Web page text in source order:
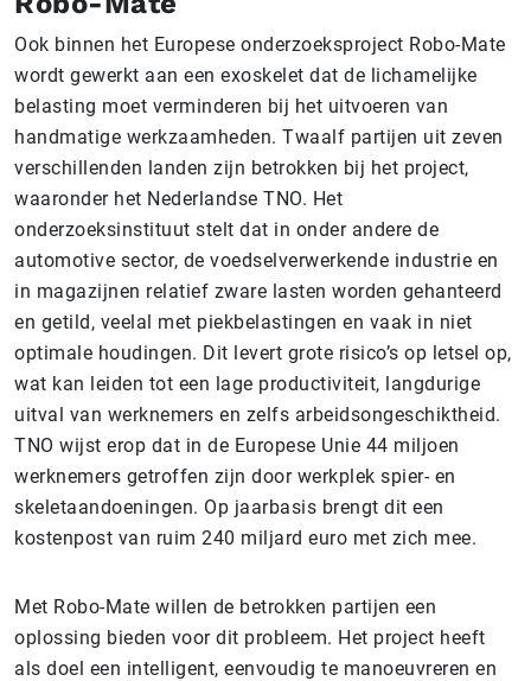
Ook binnen het Europese onderzoeksproject Robo-Mate
wordt gewerkt aan een exoskelet dat de lichamelijke
belasting moet verminderen bij het uitvoeren van
handmatige werkzaamheden. Twaalf partijen uit zeven
verschillenden landen zijn betrokken bij het project,
waaronder het Nederlandse TNO. Het
onderzoeksinstituut stelt dat in onder andere de
automotive sector, de voedselverwerkende industrie en
in magazijnen relatief zware lasten worden gehanteerd
en getild, veelal met piekbelastingen en vaak in niet
optimale houdingen. Dit levert grote risico’s op letsel op,
wat kan leiden tot een lage productiviteit, langdurige
uitval van werknemers en zelfs arbeidsongeschiktheid.
TNO wijst erop dat in de Europese Unie 44 miljoen
werknemers getroffen zijn door werkplek spier- en
skeletaandoeningen. Op jaarbasis brengt dit een
kostenpost van ruim 240 miljard euro met zich mee.
Met Robo-Mate willen de betrokken partijen een
oplossing bieden voor dit probleem. Het project heeft
als doel een intelligent, eenvoudig te manoeuvreren en